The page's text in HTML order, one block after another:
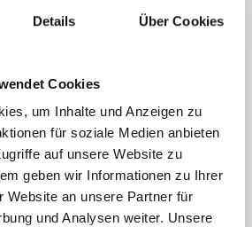
Details Über Cookies
Cookies
um Inhalte und Anzeigen zu
für soziale Medien anbieten
auf unsere Website zu
geben wir Informationen zu Ihrer
Website an unsere Partner für
und Analysen weiter. Unsere